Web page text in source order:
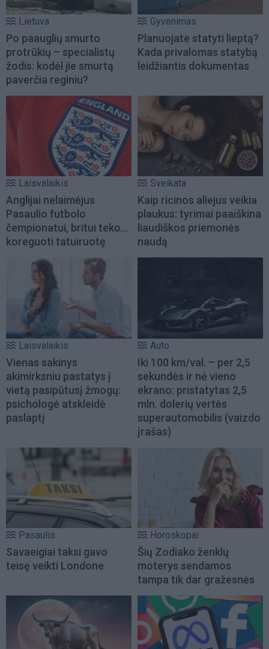
Lietuva
Po paauglių smurto
protrūkių – specialistų
žodis: kodėl jie smurtą
paverčia reginiu?
Gyvenimas
Planuojate statyti lieptą?
Kada privalomas statybą
leidžiantis dokumentas
Laisvalaikis
Anglijai nelaimėjus
Pasaulio futbolo
čempionatui, britui teko...
koreguoti tatuiruotę
Sveikata
Kaip ricinos aliejus veikia
plaukus: tyrimai paaiškina
liaudiškos priemonės
naudą
Laisvalaikis
Vienas sakinys
akimirksniu pastatys į
vietą pasipūtusį žmogų:
psichologė atskleidė
paslaptį
Auto
Iki 100 km/val. – per 2,5
sekundės ir nė vieno
ekrano: pristatytas 2,5
mln. dolerių vertės
superautomobilis (vaizdo
įrašas)
Pasaulis
Savaeigiai taksi gavo
teisę veikti Londone
Horoskopai
Šių Zodiako ženklų
moterys sendamos
tampa tik dar gražesnės